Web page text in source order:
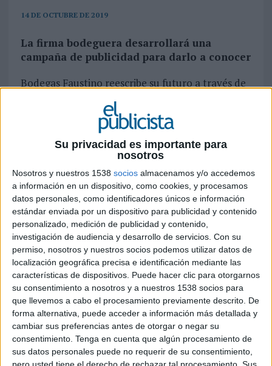
Su privacidad es importante para
nosotros
Nosotros y nuestros 1538 socios almacenamos y/o accedemos
a información en un dispositivo, como cookies, y procesamos
datos personales, como identificadores únicos e información
estándar enviada por un dispositivo para publicidad y contenido
personalizado, medición de publicidad y contenido,
investigación de audiencia y desarrollo de servicios. Con su
permiso, nosotros y nuestros socios podemos utilizar datos de
localización geográfica precisa e identificación mediante las
características de dispositivos. Puede hacer clic para otorgarnos
su consentimiento a nosotros y a nuestros 1538 socios para
que llevemos a cabo el procesamiento previamente descrito. De
forma alternativa, puede acceder a información más detallada y
cambiar sus preferencias antes de otorgar o negar su
consentimiento. Tenga en cuenta que algún procesamiento de
sus datos personales puede no requerir de su consentimiento,
14 DE OCTUBRE DE 2019
La firma bodeguera desarrollará una
campaña de publicidad para darlo a conocer
Bodegas Faustino reescribe su futuro a través de
comunicación, con el lema In the Name of Wine
(ITNOW). El nuevo concepto es una firme
apuesta por seguir impulsando el negocio a
futuro desde el liderazgo, el dinamismo y la
pasión, tres valores que definen los pilares de
Faustino, según explica su directora de
marketing, Elena Larrea. Se trata de hacer un
homenaje a la tierra, al origen, a las personas y al
saber-hacer que verá la luz en una campaña
integral de marketing y comunicación que tendrá
impacto tanto a nivel nacional, como
internacional. La marca Faustino, consolidada e
icónica, está presente en 130 países.
Larrea asegura que “Bodegas Faustino siempre
ha apostado por el consumidor, pero ahora más
que nunca. A través del mensaje central 'Tuyo es
el momento', la comunicación buscará
empoderar e involucrar a la audiencia,